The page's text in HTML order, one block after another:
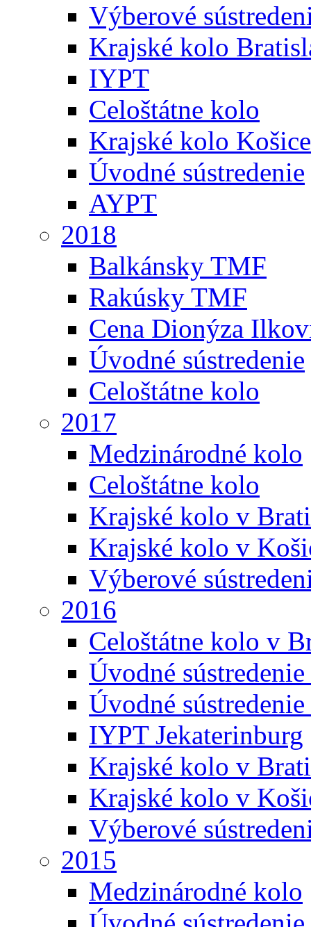
Výberové
Krajské kolo
IYPT
Celoštátne kolo
Krajské kolo Košice
Úvodné sústredenie
AYPT
2018
Balkánsky TMF
Rakúsky TMF
Cena Dionýza
Úvodné sústredenie
Celoštátne kolo
2017
Medzinárodné kolo
Celoštátne kolo
Krajské kolo v
Krajské kolo v
Výberové
2016
Celoštátne kolo v
Úvodné
Úvodné
IYPT Jekaterinburg
Krajské kolo v
Krajské kolo v
Výberové
2015
Medzinárodné kolo